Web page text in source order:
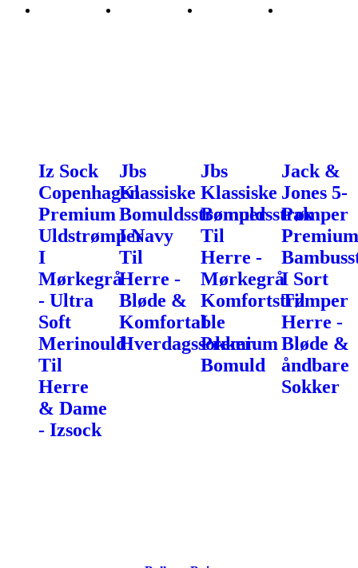
Iz Sock
Copenhagen
Premium
Uldstrømper
I
Mørkegrå
- Ultra
Soft
Merinould
Til
Herre
& Dame
- Izsock
Jbs
Klassiske
Bomuldsstrømper
I Navy
Til
Herre -
Bløde &
Komfortable
Hverdagssokker
Jbs
Klassiske
Bomuldsstrømper
Til
Herre -
Mørkegrå
Komfortstrømper
I
Premium
Bomuld
Jack &
Jones 5-
Pak
Premium
I Sort
Til
Herre -
Bløde &
åndbare
Sokker